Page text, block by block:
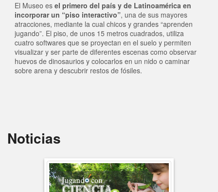
El Museo es el primero del país y de Latinoamérica en
incorporar un “piso interactivo”, una de sus mayores
atracciones, mediante la cual chicos y grandes “aprenden
jugando”. El piso, de unos 15 metros cuadrados, utiliza
cuatro softwares que se proyectan en el suelo y permiten
visualizar y ser parte de diferentes escenas como observar
huevos de dinosaurios y colocarlos en un nido o caminar
sobre arena y descubrir restos de fósiles.
Noticias